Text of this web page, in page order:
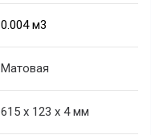
0.004 м3
Матовая
615 х 123 х 4 мм